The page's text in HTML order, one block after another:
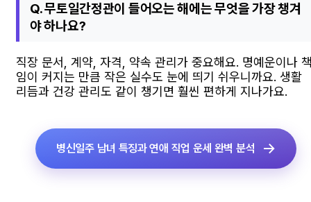
Q. 무토일간정관이 들어오는 해에는 무엇을 가장 챙겨
야 하나요?
직장 문서, 계약, 자격, 약속 관리가 중요해요. 명예운이나
임이 커지는 만큼 작은 실수도 눈에 띄기 쉬우니까요. 생활
리듬과 건강 관리도 같이 챙기면 훨씬 편하게 지나가요.
병신일주 남녀 특징과 연애 직업 운세 완벽 분석